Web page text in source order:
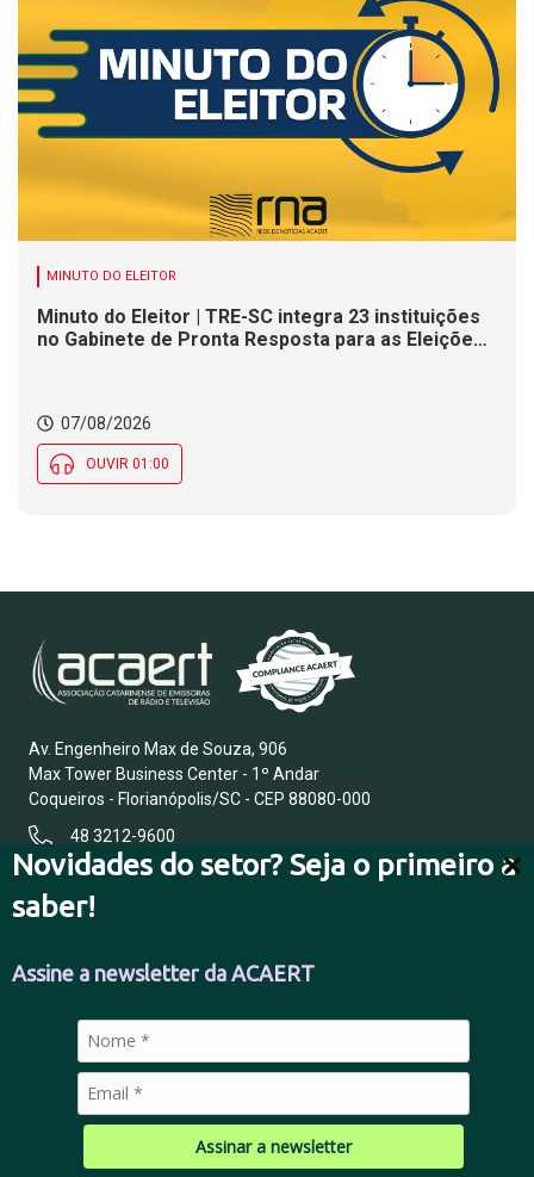
Novidades do setor? Seja o primeiro a
saber!
Assine a newsletter da ACAERT
Assinar a newsletter
MINUTO DO ELEITOR
Minuto do Eleitor | TRE-SC integra 23 instituições
no Gabinete de Pronta Resposta para as Eleições
07/08/2026
OUVIR 01:00
Av. Engenheiro Max de Souza, 906
Max Tower Business Center - 1º Andar
Coqueiros - Florianópolis/SC - CEP 88080-000
48 3212-9600
FALE CONOSCO
POLÍTICA DE PRIVACIDADE
© 2026 Todos os direitos reservados.